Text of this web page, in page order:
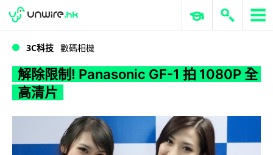
WWDC 2026 ERP 與商業 AI
3C科技 數碼相機
解除限制! Panasonic GF-1 拍 1080P 全
高清片